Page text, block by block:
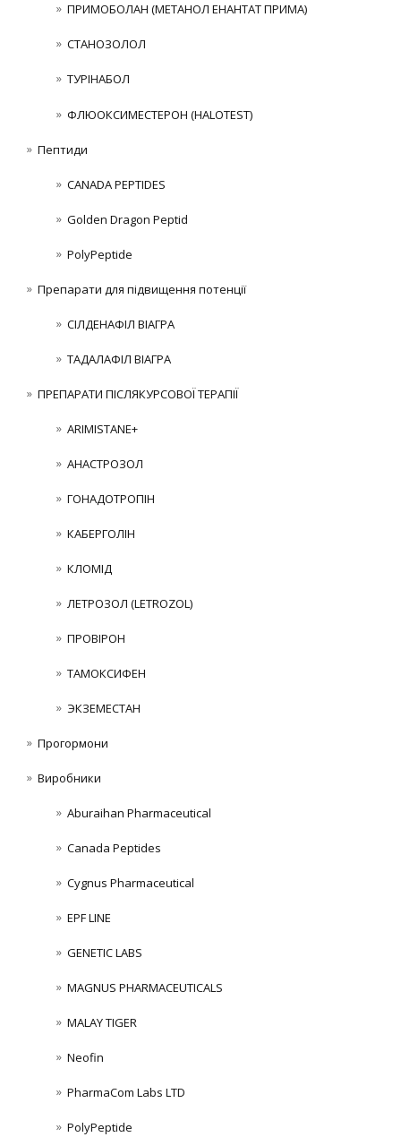
ПРИМОБОЛАН (МЕТАНОЛ ЕНАНТАТ ПРИМА)
СТАНОЗОЛОЛ
ТУРІНАБОЛ
ФЛЮОКСИМЕСТЕРОН (HALOTEST)
Пептиди
CANADA PEPTIDES
Golden Dragon Peptid
PolyPeptide
Препарати для підвищення потенції
СІЛДЕНАФІЛ ВІАГРА
ТАДАЛАФІЛ ВІАГРА
ПРЕПАРАТИ ПІСЛЯКУРСОВОЇ ТЕРАПІЇ
ARIMISTANE+
АНАСТРОЗОЛ
ГОНАДОТРОПІН
КАБЕРГОЛІН
КЛОМІД
ЛЕТРОЗОЛ (LETROZOL)
ПРОВІРОН
ТАМОКСИФЕН
ЭКЗЕМЕСТАН
Прогормони
Виробники
Aburaihan Pharmaceutical
Canada Peptides
Cygnus Pharmaceutical
EPF LINE
GENETIC LABS
MAGNUS PHARMACEUTICALS
MALAY TIGER
Neofin
PharmaCom Labs LTD
PolyPeptide